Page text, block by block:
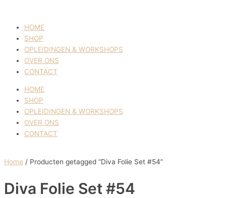
HOME
SHOP
OPLEIDINGEN & WORKSHOPS
OVER ONS
CONTACT
HOME
SHOP
OPLEIDINGEN & WORKSHOPS
OVER ONS
CONTACT
Home / Producten getagged “Diva Folie Set #54”
Diva Folie Set #54